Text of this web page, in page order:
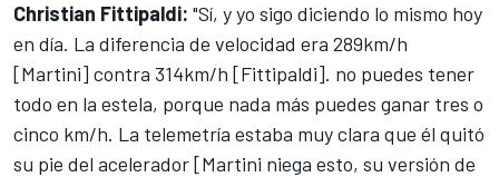
Christian Fittipaldi: "Sí, y yo sigo diciendo lo mismo hoy
en día. La diferencia de velocidad era 289km/h
[Martini] contra 314km/h [Fittipaldi]. no puedes tener
todo en la estela, porque nada más puedes ganar tres o
cinco km/h. La telemetría estaba muy clara que él quitó
su pie del acelerador [Martini niega esto, su versión de